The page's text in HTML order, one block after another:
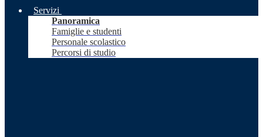
Servizi
Panoramica
Famiglie e studenti
Personale scolastico
Percorsi di studio